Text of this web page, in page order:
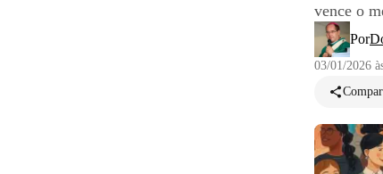
vence o
Por
03/01/2026